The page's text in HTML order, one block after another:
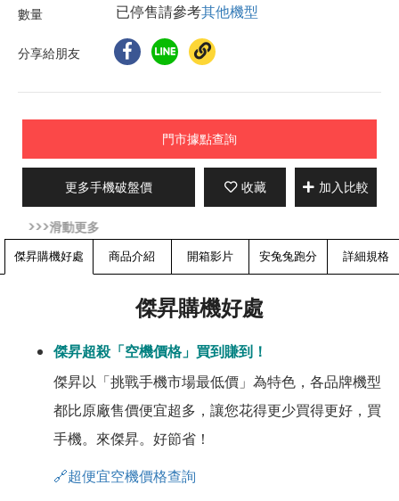
已停售請參考其他機型
分享給朋友
門市據點查詢
更多手機破盤價 收藏 加入比較
傑昇購機好處 商品介紹 開箱影片 安兔兔跑分 詳細規格
傑昇購機好處
傑昇超殺「空機價格」買到賺到！
傑昇以「挑戰手機市場最低價」為特色，各品牌機型
都比原廠售價便宜超多，讓您花得更少買得更好，買
手機。來傑昇。好節省！
🔗超便宜空機價格查詢